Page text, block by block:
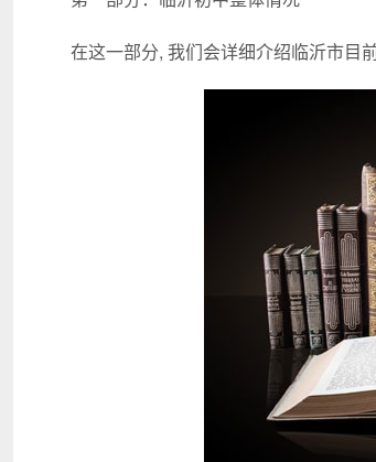
在这一部分, 我们会详细介绍临沂市目